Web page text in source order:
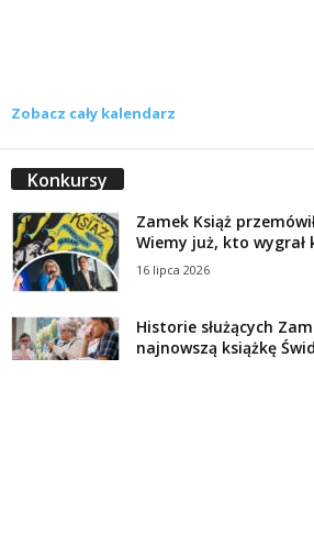
Zobacz cały kalendarz
Konkursy
Zamek Książ
Wiemy już, kto wygrał
16 lipca 2026
Historie służących
najnowszą książkę